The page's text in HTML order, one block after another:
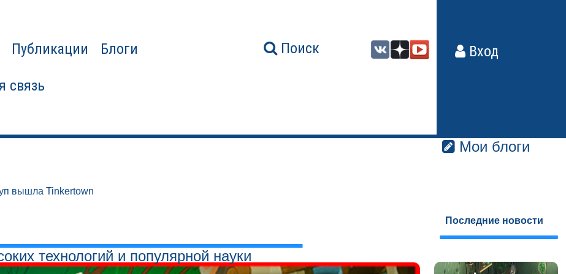
Публикации Блоги
связь
Поиск Вход
Мои блоги
вышла Tinkertown
технологий и популярной науки
Последние новости